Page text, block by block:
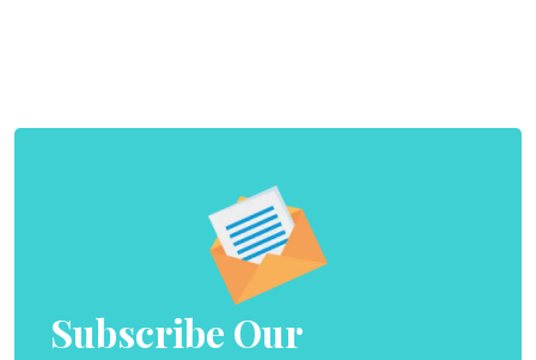
Subscribe Our